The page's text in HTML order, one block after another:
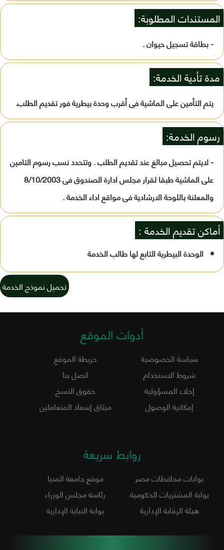
المستندات المطلوبة:
- بطاقة تسجيل حيوان .
مدة تأدية الخدمة:
يتم التأمين على الماشية فى أقرب وحدة بيطرية فور تقديم الطلب.
رسوم الخدمة:
- لايتم تحصيل مبالغ عند تقديم الطلب . وتتحدد نسب رسوم التامين
على الماشية طبقا لقرار مجلس ادارة الصندوق فى 8/10/2003
والمعلنة باللوحة الارشادية فى مواقع اداء الخدمة .
أماكن تقديم الخدمة :
الوحدة البيطرية التابع لها طالب الخدمة
تحميل نموذج الخدمة
أدوات الموقع
سياسة الخصوصية
خريطة الموقع
شروط الاستخدام
اتصل بنا
إخلاء المسؤولية
حقوق النسخ
إمكانية الوصول
ميثاق إسعاد المتعاملين
روابط سريعة
بوابات محافظات مصر
موقع جامعة المنيا
بوابة المشتريات الحكومية
رئاسة مجلس الوزراء
هيئة الرقابة الإدارية
بوابة النيابة الإدارية